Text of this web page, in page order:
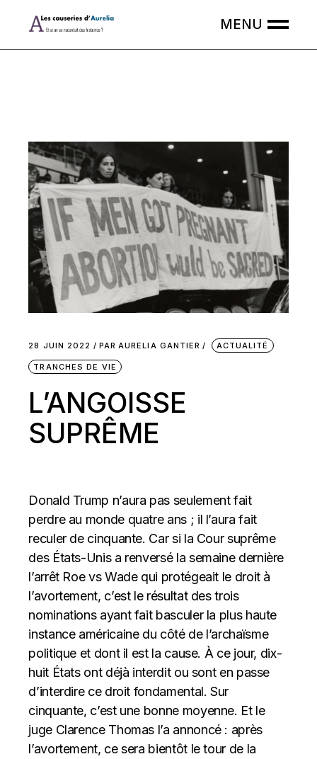
28 JUIN 2022 PAR AURELIA GANTIER ACTUALITÉ
TRANCHES DE VIE
L’ANGOISSE
SUPRÊME
Donald Trump n’aura pas seulement fait
perdre au monde quatre ans ; il l’aura fait
reculer de cinquante. Car si la Cour suprême
des États-Unis a renversé la semaine dernière
l’arrêt Roe vs Wade qui protégeait le droit à
l’avortement, c’est le résultat des trois
nominations ayant fait basculer la plus haute
instance américaine du côté de l’archaïsme
politique et dont il est la cause. À ce jour, dix-
huit États ont déjà interdit ou sont en passe
d’interdire ce droit fondamental. Sur
cinquante, c’est une bonne moyenne. Et le
juge Clarence Thomas l’a annoncé : après
l’avortement, ce sera bientôt le tour de la